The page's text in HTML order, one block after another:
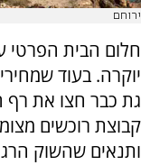
ירוחם
חלום הבית הפרטי
יוקרה. בעוד
ותנאים שהשוק